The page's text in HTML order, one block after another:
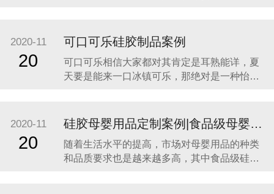
价格最合理，服务最贴心，正如两年来多次合
作一样。众盛硅胶不是硅胶制品行业内最好
的，但绝对是他合作过众多硅胶制品
2020-11
20
可口可乐硅胶制品案例
可口可乐相信大家都对其肯定是耳熟能详，夏
天要是能来一口冰镇可乐，那绝对是一种怡神
关联呢？ 2014年可口可乐找到我们的时候，我
们也是非常的惊讶，以为是在开玩笑。他们却
很认真的告诉我们，他们想开发一款创意有代
2020-11
20
硅胶母婴用品定制案例|食品级母婴硅胶制品
随着生活水平的提高，市场对母婴用品的种类
和品质要求也是越来越多高，其中食品级硅胶